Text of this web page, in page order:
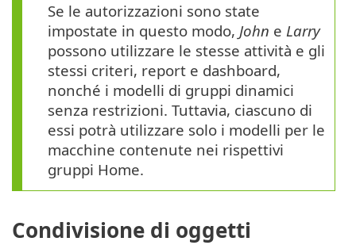
Se le autorizzazioni sono state
impostate in questo modo, John e Larry
possono utilizzare le stesse attività e gli
stessi criteri, report e dashboard,
nonché i modelli di gruppi dinamici
senza restrizioni. Tuttavia, ciascuno di
essi potrà utilizzare solo i modelli per le
macchine contenute nei rispettivi
gruppi Home.
Condivisione di oggetti